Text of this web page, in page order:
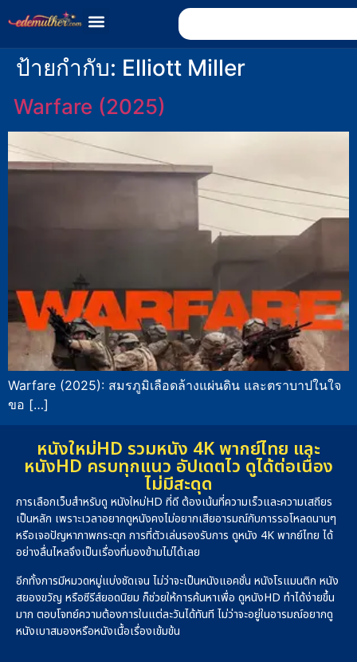
ป้ายกำกับ: Elliott Miller
Warfare (2025)
Warfare (2025): สมรภูมิเลือดล้างแผ่นดิน และตราบาปในใจ
ขอ […]
หนังใหม่HD รวมหนัง 4K พากย์ไทย และ
หนังHD ครบทุกแนว อัปเดตไว ดูได้ต่อเนื่อง
ไม่มีสะดุด
การเลือกเว็บสำหรับดู หนังใหม่HD ที่ดี ต้องเน้นที่ความเร็วและความเสถียร
เป็นหลัก เพราะเวลาอยากดูหนังคงไม่อยากเสียอารมณ์กับการรอโหลดนานๆ
หรือเจอปัญหาภาพกระตุก การที่ตัวเล่นรองรับการ ดูหนัง 4K พากย์ไทย ได้
อย่างลื่นไหลจึงเป็นเรื่องที่มองข้ามไม่ได้เลย
อีกทั้งการมีหมวดหมู่แบ่งชัดเจน ไม่ว่าจะเป็นหนังแอคชั่น หนังโรแมนติก หนัง
สยองขวัญ หรือซีรีส์ยอดนิยม ก็ช่วยให้การค้นหาเพื่อ ดูหนังHD ทำได้ง่ายขึ้น
มาก ตอบโจทย์ความต้องการในแต่ละวันได้ทันที ไม่ว่าจะอยู่ในอารมณ์อยากดู
หนังเบาสมองหรือหนังเนื้อเรื่องเข้มข้น